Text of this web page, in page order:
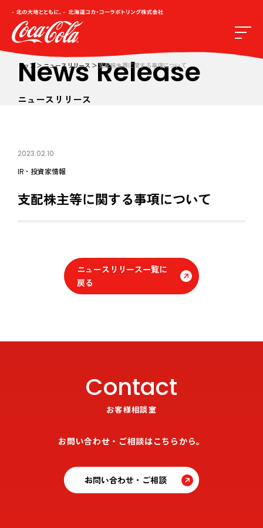
トップ ニュースリリース 支配株主等に関する事項について
News Release
ニュースリリース
2023.02.10
IR・投資家情報
支配株主等に関する事項について
ニュースリリース一覧に
戻る
Contact
お客様相談室
お問い合わせ・ご相談はこちらから。
お問い合わせ・ご相談